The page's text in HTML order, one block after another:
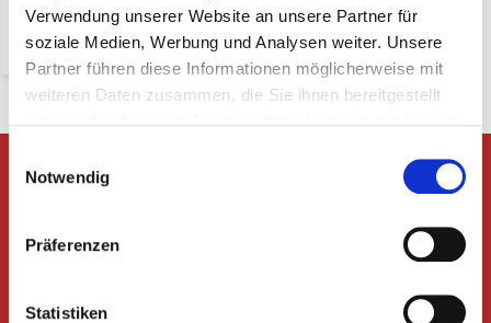
Verwendung unserer Website an unsere Partner für
soziale Medien, Werbung und Analysen weiter. Unsere
Partner führen diese Informationen möglicherweise mit
weiteren Daten zusammen, die Sie ihnen bereitgestellt
Notwendig
Präferenzen
Statistiken
- +
Gibt es Fragen oder möchten Sie
info@derwurstgrosshandel.de